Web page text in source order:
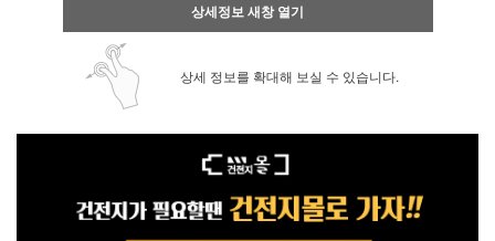
상세정보 새창 열기
상세 정보를 확대해 보실 수 있습니다.